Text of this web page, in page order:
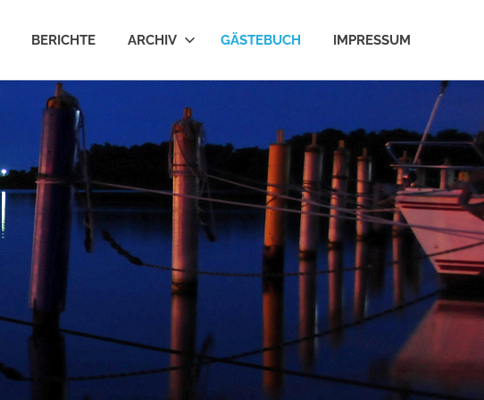
BERICHTE ARCHIV GÄSTEBUCH IMPRESSUM